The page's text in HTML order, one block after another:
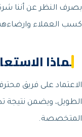
بصرف النظر عن أننا
كسب العملاء
لماذا
الاعتماد على فريق
الطويل، ويضمن نتيجة
المتخصصة.